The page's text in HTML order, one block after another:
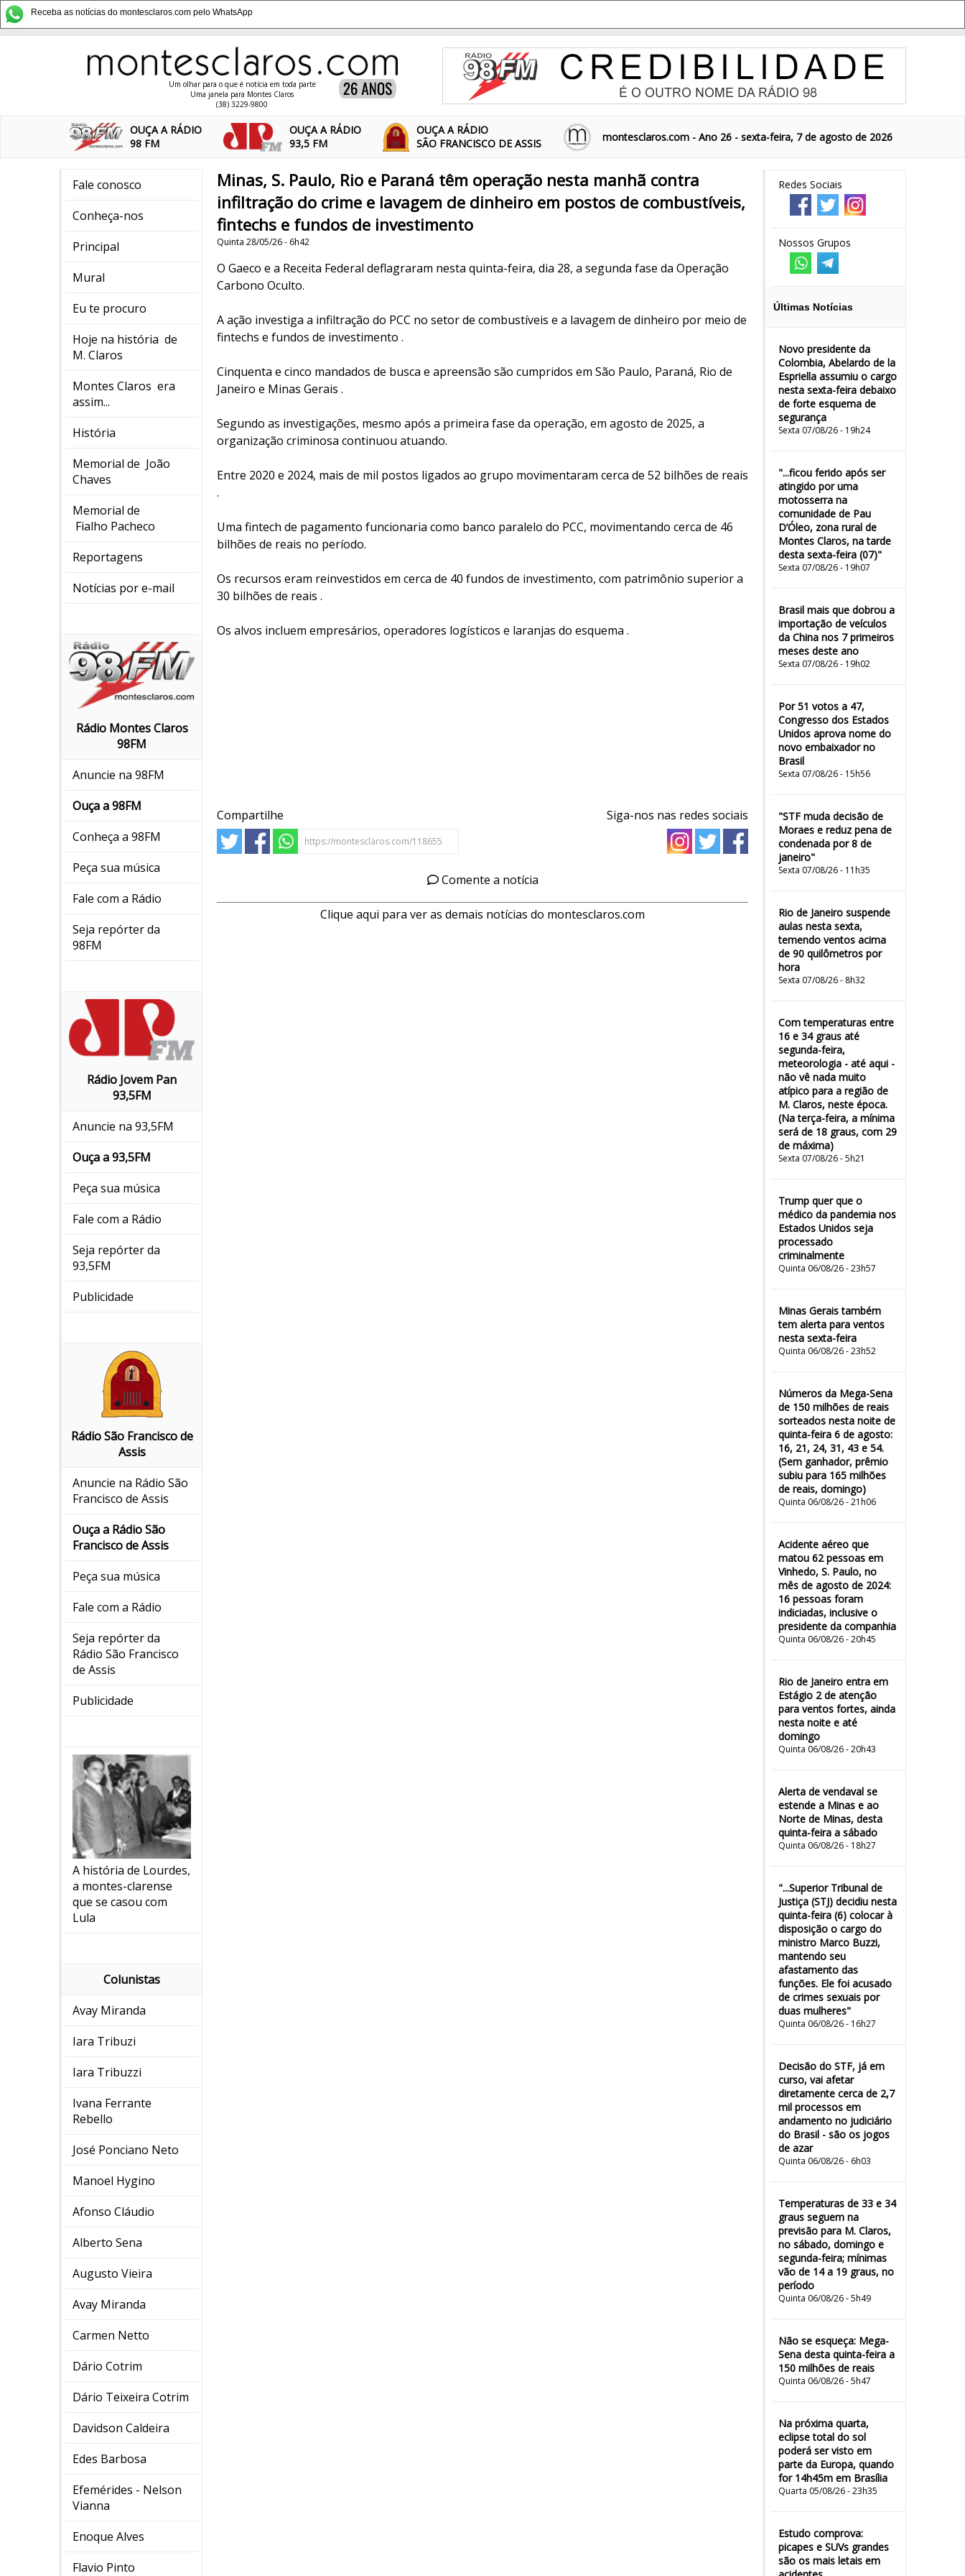
Receba as notícias do montesclaros.com pelo WhatsApp
Um olhar para o que é notícia em toda parte
Uma janela para Montes Claros
(38) 3229-9800
OUÇA A RÁDIO
98 FM
OUÇA A RÁDIO
93,5 FM
OUÇA A RÁDIO
SÃO FRANCISCO DE ASSIS
montesclaros.com - Ano 26 - sexta-feira, 7 de agosto de 2026
Fale conosco
Conheça-nos
Principal
Mural
Eu te procuro
Hoje na história de
M. Claros
Montes Claros era
assim...
História
Memorial de João
Chaves
Memorial de
Fialho Pacheco
Reportagens
Notícias por e-mail
Rádio Montes Claros
98FM
Anuncie na 98FM
Ouça a 98FM
Conheça a 98FM
Peça sua música
Fale com a Rádio
Seja repórter da
98FM
Rádio Jovem Pan
93,5FM
Anuncie na 93,5FM
Ouça a 93,5FM
Peça sua música
Fale com a Rádio
Seja repórter da
93,5FM
Publicidade
Rádio São Francisco de
Assis
Anuncie na Rádio São
Francisco de Assis
Ouça a Rádio São
Francisco de Assis
Peça sua música
Fale com a Rádio
Seja repórter da
Rádio São Francisco
de Assis
Publicidade
A história de Lourdes,
a montes-clarense
que se casou com
Lula
Colunistas
Avay Miranda
Iara Tribuzi
Iara Tribuzzi
Ivana Ferrante
Rebello
José Ponciano Neto
Manoel Hygino
Afonso Cláudio
Alberto Sena
Augusto Vieira
Avay Miranda
Carmen Netto
Dário Cotrim
Dário Teixeira Cotrim
Davidson Caldeira
Edes Barbosa
Efemérides - Nelson
Vianna
Enoque Alves
Flavio Pinto
Redes Sociais
Nossos Grupos
Últimas Notícias
Novo presidente da
Colombia, Abelardo de la
Espriella assumiu o cargo
nesta sexta-feira debaixo
de forte esquema de
segurança
Sexta 07/08/26 - 19h24
"...ficou ferido após ser
atingido por uma
motosserra na
comunidade de Pau
D’Óleo, zona rural de
Montes Claros, na tarde
desta sexta-feira (07)"
Sexta 07/08/26 - 19h07
Brasil mais que dobrou a
importação de veículos
da China nos 7 primeiros
meses deste ano
Sexta 07/08/26 - 19h02
Por 51 votos a 47,
Congresso dos Estados
Unidos aprova nome do
novo embaixador no
Brasil
Sexta 07/08/26 - 15h56
"STF muda decisão de
Moraes e reduz pena de
condenada por 8 de
janeiro"
Sexta 07/08/26 - 11h35
Rio de Janeiro suspende
aulas nesta sexta,
temendo ventos acima
de 90 quilômetros por
hora
Sexta 07/08/26 - 8h32
Com temperaturas entre
16 e 34 graus até
segunda-feira,
meteorologia - até aqui -
não vê nada muito
atípico para a região de
M. Claros, neste época.
(Na terça-feira, a mínima
será de 18 graus, com 29
de máxima)
Sexta 07/08/26 - 5h21
Trump quer que o
médico da pandemia nos
Estados Unidos seja
processado
criminalmente
Quinta 06/08/26 - 23h57
Minas Gerais também
tem alerta para ventos
nesta sexta-feira
Quinta 06/08/26 - 23h52
Números da Mega-Sena
de 150 milhões de reais
sorteados nesta noite de
quinta-feira 6 de agosto:
16, 21, 24, 31, 43 e 54.
(Sem ganhador, prêmio
subiu para 165 milhões
de reais, domingo)
Quinta 06/08/26 - 21h06
Acidente aéreo que
matou 62 pessoas em
Vinhedo, S. Paulo, no
mês de agosto de 2024:
16 pessoas foram
indiciadas, inclusive o
presidente da companhia
Quinta 06/08/26 - 20h45
Rio de Janeiro entra em
Estágio 2 de atenção
para ventos fortes, ainda
nesta noite e até
domingo
Quinta 06/08/26 - 20h43
Alerta de vendaval se
estende a Minas e ao
Norte de Minas, desta
quinta-feira a sábado
Quinta 06/08/26 - 18h27
"...Superior Tribunal de
Justiça (STJ) decidiu nesta
quinta-feira (6) colocar à
disposição o cargo do
ministro Marco Buzzi,
mantendo seu
afastamento das
funções. Ele foi acusado
de crimes sexuais por
duas mulheres"
Quinta 06/08/26 - 16h27
Decisão do STF, já em
curso, vai afetar
diretamente cerca de 2,7
mil processos em
andamento no judiciário
do Brasil - são os jogos
de azar
Quinta 06/08/26 - 6h03
Temperaturas de 33 e 34
graus seguem na
previsão para M. Claros,
no sábado, domingo e
segunda-feira; mínimas
vão de 14 a 19 graus, no
período
Quinta 06/08/26 - 5h49
Não se esqueça: Mega-
Sena desta quinta-feira a
150 milhões de reais
Quinta 06/08/26 - 5h47
Na próxima quarta,
eclipse total do sol
poderá ser visto em
parte da Europa, quando
for 14h45m em Brasília
Quarta 05/08/26 - 23h35
Estudo comprova:
picapes e SUVs grandes
são os mais letais em
Minas, S. Paulo, Rio e Paraná têm operação nesta manhã contra
infiltração do crime e lavagem de dinheiro em postos de combustíveis,
fintechs e fundos de investimento
Quinta 28/05/26 - 6h42
O Gaeco e a Receita Federal deflagraram nesta quinta-feira, dia 28, a segunda fase da Operação
Carbono Oculto.
A ação investiga a infiltração do PCC no setor de combustíveis e a lavagem de dinheiro por meio de
fintechs e fundos de investimento .
Cinquenta e cinco mandados de busca e apreensão são cumpridos em São Paulo, Paraná, Rio de
Janeiro e Minas Gerais .
Segundo as investigações, mesmo após a primeira fase da operação, em agosto de 2025, a
organização criminosa continuou atuando.
Entre 2020 e 2024, mais de mil postos ligados ao grupo movimentaram cerca de 52 bilhões de reais
.
Uma fintech de pagamento funcionaria como banco paralelo do PCC, movimentando cerca de 46
bilhões de reais no período.
Os recursos eram reinvestidos em cerca de 40 fundos de investimento, com patrimônio superior a
30 bilhões de reais .
Os alvos incluem empresários, operadores logísticos e laranjas do esquema .
Compartilhe Siga-nos nas redes sociais
Comente a notícia
Clique aqui para ver as demais notícias do montesclaros.com